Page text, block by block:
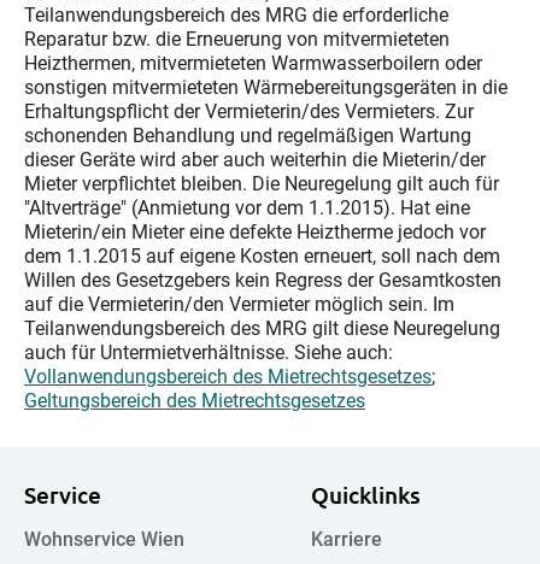
Teilanwendungsbereich des MRG die erforderliche
Reparatur bzw. die Erneuerung von mitvermieteten
Heizthermen, mitvermieteten Warmwasserboilern oder
sonstigen mitvermieteten Wärmebereitungsgeräten in die
Erhaltungspflicht der Vermieterin/des Vermieters. Zur
schonenden Behandlung und regelmäßigen Wartung
dieser Geräte wird aber auch weiterhin die Mieterin/der
Mieter verpflichtet bleiben. Die Neuregelung gilt auch für
"Altverträge" (Anmietung vor dem 1.1.2015). Hat eine
Mieterin/ein Mieter eine defekte Heiztherme jedoch vor
dem 1.1.2015 auf eigene Kosten erneuert, soll nach dem
Willen des Gesetzgebers kein Regress der Gesamtkosten
auf die Vermieterin/den Vermieter möglich sein. Im
Teilanwendungsbereich des MRG gilt diese Neuregelung
auch für Untermietverhältnisse. Siehe auch:
Vollanwendungsbereich des Mietrechtsgesetzes;
Geltungsbereich des Mietrechtsgesetzes
Service
Wohnservice Wien
Quicklinks
Karriere